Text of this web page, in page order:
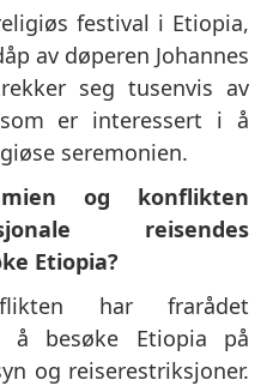
festival i Etiopia,
av døperen Johannes
seg tusenvis av
er interessert i å
seremonien.
og konflikten
reisendes
Etiopia?
har frarådet
å besøke Etiopia på
og reiserestriksjoner.